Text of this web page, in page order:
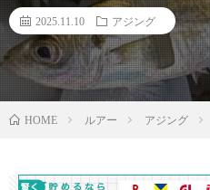
2025.11.10 アジング
HOME ルアー アジング